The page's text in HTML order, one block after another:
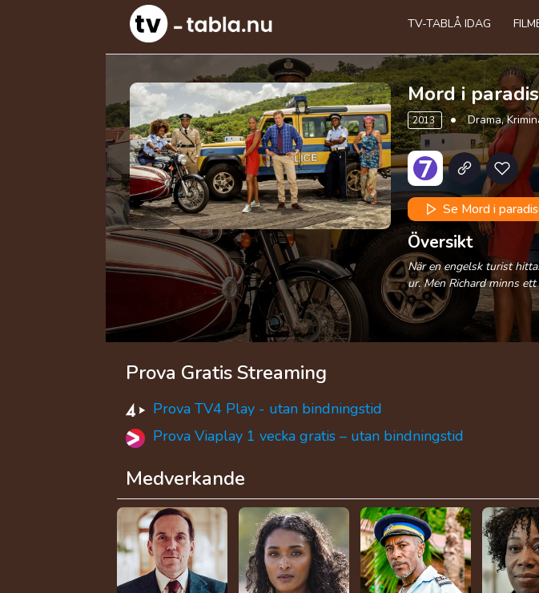
TV-TABLÅ IDAG
Mord i
2013 Drama,
Se Mord i
Översikt
När en engelsk turist
ur. Men Richard minns
Prova Gratis Streaming
Prova TV4 Play - utan bindningstid
Prova Viaplay 1 vecka gratis – utan bindningstid
Medverkande